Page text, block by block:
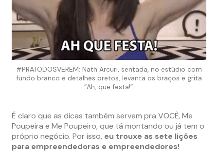
#PRATODOSVEREM: Nath Arcuri, sentada, no estúdio com
fundo branco e detalhes pretos, levanta os braços e grita
“Ah, que festa!”.
É claro que as dicas também servem pra VOCÊ, Me
Poupeira e Me Poupeiro, que tá montando ou já tem o
próprio negócio. Por isso, eu trouxe as sete lições
para empreendedoras e empreendedores!